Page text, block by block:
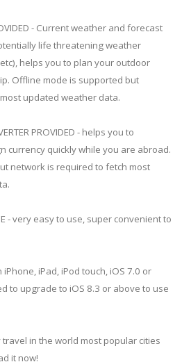
- Current weather and forecast
life threatening weather
helps you to plan your outdoor
Offline mode is supported but
updated weather data.
PROVIDED - helps you to
currency quickly while you are abroad.
network is required to fetch most
- very easy to use, super convenient to
iPhone, iPad, iPod touch, iOS 7.0 or
to upgrade to iOS 8.3 or above to use
in the world most popular cities
it now!